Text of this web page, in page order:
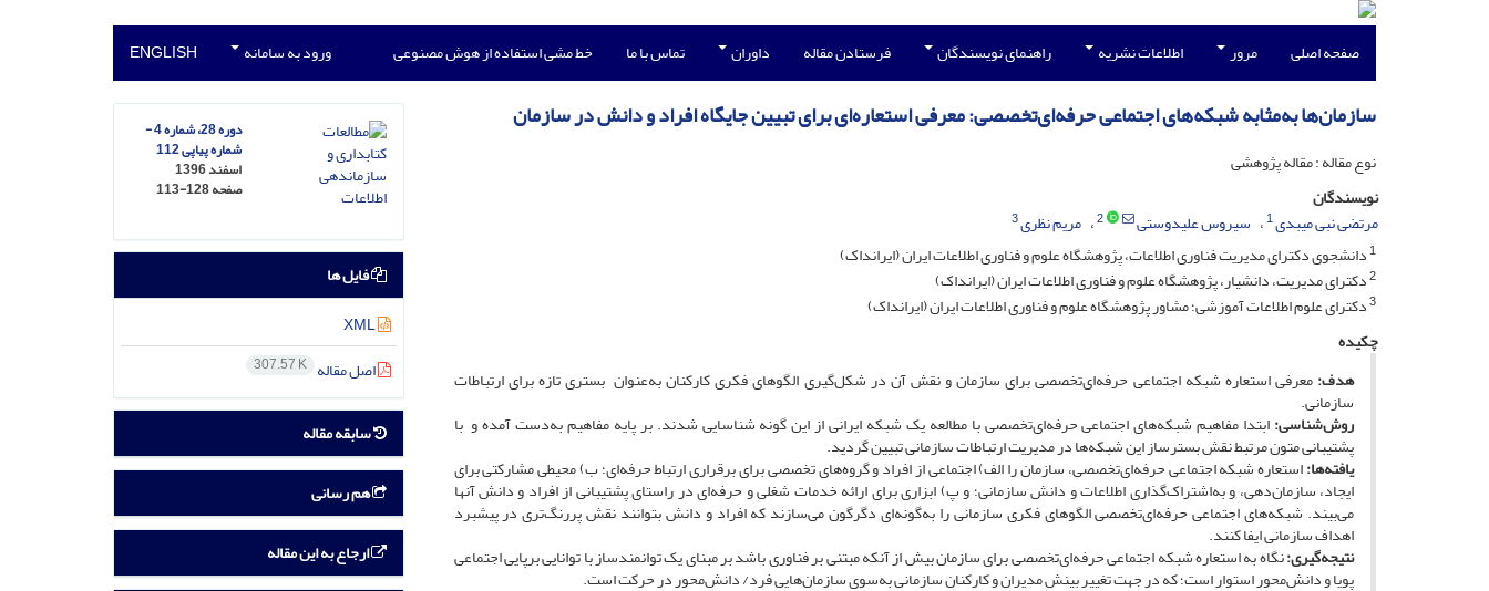
صفحه اصلی مرور اطلاعات نشریه راهنمای نویسندگان فرستادن مقاله داوران تماس با ما خط مشی استفاده از هوش مصنوعی ورود به سامانه ENGLISH
سازمان‌ها به‌مثابه شبکه‌های اجتماعی حرفه‌ای‌تخصصی: معرفی استعاره‌ای برای تبیین جایگاه افراد و دانش در سازمان
نوع مقاله : مقاله پژوهشی
نویسندگان
مرتضی نبی میبدی1 سیروس علیدوستی 2 مریم نظری3
1دانشجوی دکترای مدیریت فناوری اطلاعات، پژوهشگاه علوم و فناوری اطلاعات ایران (ایرانداک)
2دکترای مدیریت، دانشیار، پژوهشگاه علوم و فناوری اطلاعات ایران (ایرانداک)
3دکترای علوم اطلاعات آموزشی؛ مشاور پژوهشگاه علوم و فناوری اطلاعات ایران (ایرانداک)
چکیده
هدف:معرفی استعاره شبکه اجتماعی حرفه‌ای­‌تخصصی برای سازمان و نقش آن در شکل‌گیری الگوهای فکری کارکنان به‌عنوان بستری تازه برای ارتباطات
سازمانی.
روش‌شناسی:ابتدا مفاهیم شبکه‌های اجتماعی حرفه‌ای‌تخصصی با مطالعه یک شبکه ایرانی از این گونه شناسایی شدند. بر پایه مفاهیم به‌دست آمده و با
پشتیبانی متون مرتبط نقش بسترساز این شبکه‌ها در مدیریت ارتباطات سازمانی تبیین گردید.
یافته‌ها:استعاره شبکه اجتماعی حرفه‌ای‌تخصصی، سازمان را الف) اجتماعی از افراد و گروه‌های تخصصی برای برقراری ارتباط حرفه‌ای؛ ب) محیطی مشارکتی برای
ایجاد، سازمان‌د‌هی، و به‌اشتراک‌گذاری اطلاعات و دانش سازمانی؛ و پ) ابزاری برای ارائه خدمات شغلی و حرفه‌ای در راستای پشتیبانی از افراد و دانش آنها
می‌بیند. شبکه‌های اجتماعی حرفه‌ای‌تخصصی الگوهای فکری سازمانی را به‌گونه‌ای دگرگون می‌سازند که افراد و دانش بتوانند نقش پررنگ‌تری در پیشبرد
اهداف سازمانی ایفا کنند.
نتیجه‌گیری:نگاه به استعاره شبکه اجتماعی حرفه‌ای‌تخصصی برای سازمان بیش از آنکه مبتنی بر فناوری باشد بر مبنای یک توانمندساز با توانایی برپایی اجتماعی
پویا و دانش‌محور استوار است؛ که در جهت تغییر بینش مدیران و کارکنان سازمانی به‌سوی سازمان‌هایی فرد/ دانش‌محور در حرکت است.
دوره 28، شماره 4 -
شماره پیاپی 112
اسفند 1396
صفحه113-128
فایل ها
XML
اصل مقاله 307.57 K
سابقه مقاله
هم رسانی
ارجاع به این مقاله